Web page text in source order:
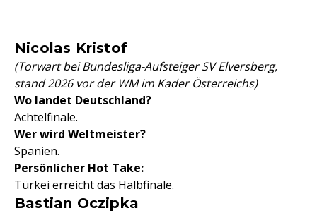
Nicolas Kristof
(Torwart bei Bundesliga-Aufsteiger SV Elversberg,
stand 2026 vor der WM im Kader Österreichs)
Wo landet Deutschland?
Achtelfinale.
Wer wird Weltmeister?
Spanien.
Persönlicher Hot Take:
Türkei erreicht das Halbfinale.
Bastian Oczipka